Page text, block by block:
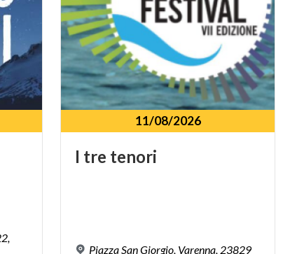
11/08/2026
I tre tenori
PiazzaSanGiorgio, Varenna, 23829